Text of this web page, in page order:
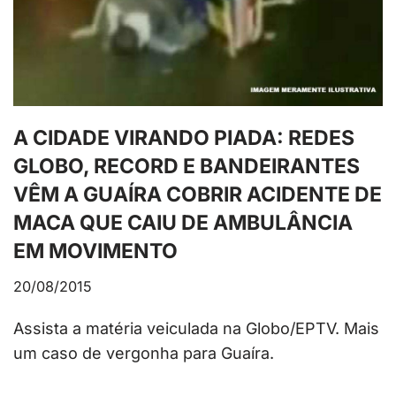
A CIDADE VIRANDO PIADA: REDES
GLOBO, RECORD E BANDEIRANTES
VÊM A GUAÍRA COBRIR ACIDENTE DE
MACA QUE CAIU DE AMBULÂNCIA
EM MOVIMENTO
20/08/2015
Assista a matéria veiculada na Globo/EPTV. Mais
um caso de vergonha para Guaíra.